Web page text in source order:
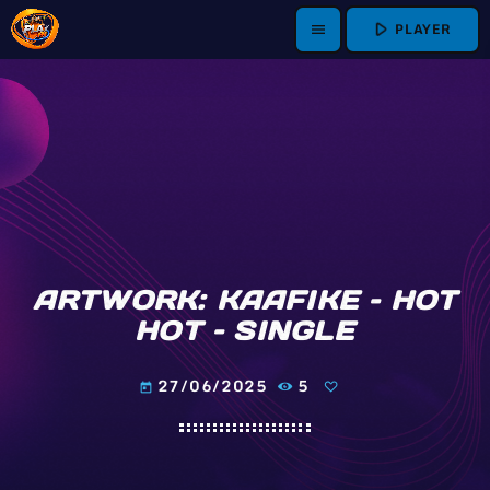
menu play_arrow PLAYER
ARTWORK: KAAFIKE – HOT
HOT – SINGLE
today 27/06/2025 5